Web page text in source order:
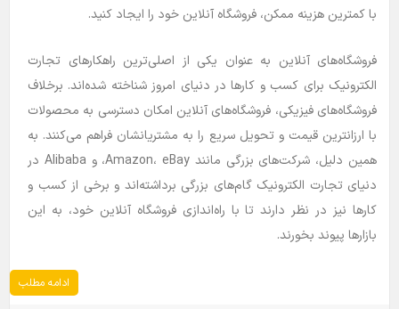
با کمترین هزینه ممکن، فروشگاه آنلاین خود را ایجاد کنید.
فروشگاه‌های آنلاین به عنوان یکی از اصلی‌ترین راهکارهای تجارت
الکترونیک برای کسب و کارها در دنیای امروز شناخته شده‌اند. برخلاف
فروشگاه‌های فیزیکی، فروشگاه‌های آنلاین امکان دسترسی به محصولات
با ارزانترین قیمت و تحویل سریع را به مشتریانشان فراهم می‌کنند. به
همین دلیل، شرکت‌های بزرگی مانند Amazon، eBay، و Alibaba در
دنیای تجارت الکترونیک گام‌های بزرگی برداشته‌اند و برخی از کسب و
کارها نیز در نظر دارند تا با راه‌اندازی فروشگاه آنلاین خود، به این
بازارها پیوند بخورند.
ادامه مطلب